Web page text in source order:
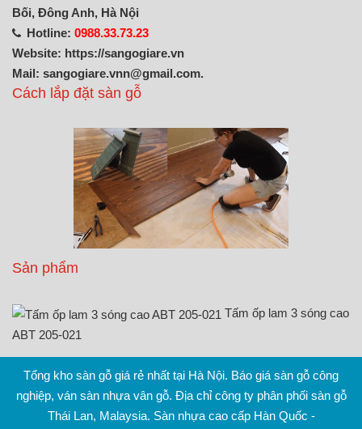
Bối, Đông Anh, Hà Nội
Hotline: 0988.33.73.23
Website: https://sangogiare.vn
Mail: sangogiare.vnn@gmail.com.
Cách lắp đặt sàn gỗ
Sản phẩm
Tấm ốp lam 3 sóng cao
ABT 205-021
Tổng kho sàn gỗ giá rẻ nhất tại Hà Nội. Báo giá sàn gỗ công
nghiệp, ván sàn nhựa vân gỗ. Địa chỉ công ty phân phối sàn gỗ
Thái Lan, Malaysia. Sàn nhựa cao cấp Hàn Quốc -